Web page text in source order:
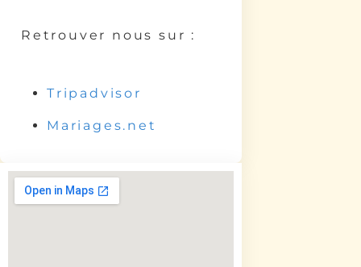
Retrouver nous sur :
Tripadvisor
Mariages.net